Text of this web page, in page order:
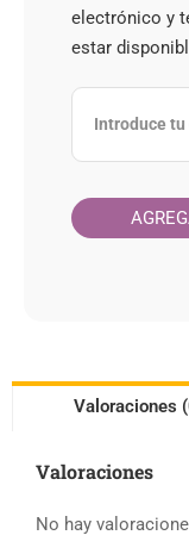
electrónico y
estar
Valoraciones
Valoraciones
No hay